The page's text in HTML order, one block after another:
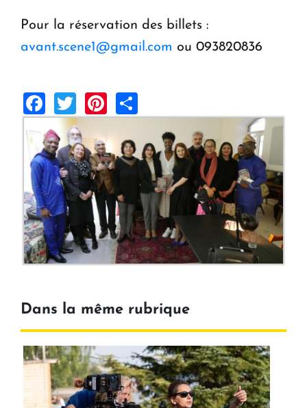
Pour la réservation des billets :
avant.scene1@gmail.com ou 093820836
Facebook
TwitterPinterest
Dans la même rubrique